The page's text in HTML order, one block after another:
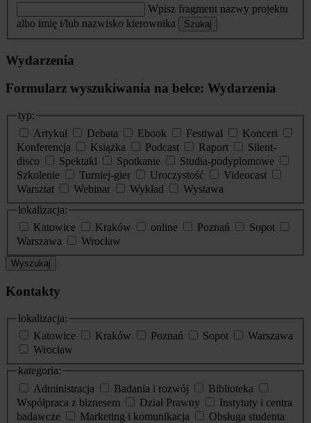
Wpisz fragment nazwy projektu
albo imię i/lub nazwisko kierownika
Szukaj
Wydarzenia
Formularz wyszukiwania na belce: Wydarzenia
typ:
Artykuł
Debata Ebook Festiwal
Koncert
Konferencja
Książka Podcast Raport
Silent-
disco
Spektakl Spotkanie
Studia-podyplomowe
Szkolenie
Turniej-gier Uroczystość
Videocast
Warsztat
Webinar Wykład
Wystawa
lokalizacja:
Katowice
Kraków online Poznań
Sopot
Warszawa
Wrocław
Wyszukaj
Kontakty
lokalizacja:
Katowice
Kraków Poznań Sopot
Warszawa
Wrocław
kategoria:
Administracja
Badania i rozwój
Biblioteka
Współpraca z biznesem
Dział Prawny
Instytuty i centra
badawcze
Marketing i komunikacja
Obsługa studenta